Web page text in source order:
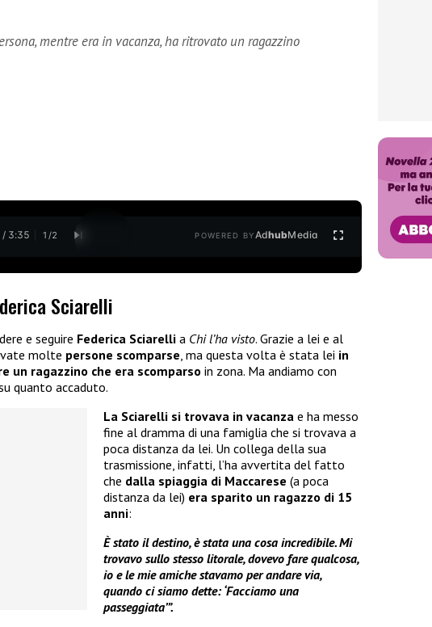
mentre era in vacanza, ha ritrovato un ragazzino
/ 3:35 1 /2 POWERED BYAdhubMedia
Sciarelli
e seguire Federica Sciarelli a Chi l’ha visto. Grazie a lei e al
molte persone scomparse, ma questa volta è stata lei in
un ragazzino che era scomparso in zona. Ma andiamo con
quanto accaduto.
La Sciarelli si trovava in vacanza e ha messo
fine al dramma di una famiglia che si trovava a
poca distanza da lei. Un collega della sua
trasmissione, infatti, l’ha avvertita del fatto
che dalla spiaggia di Maccarese (a poca
distanza da lei) era sparito un ragazzo di 15
anni:
È stato il destino, è stata una cosa incredibile. Mi
trovavo sullo stesso litorale, dovevo fare qualcosa,
io e le mie amiche stavamo per andare via,
quando ci siamo dette: ‘Facciamo una
passeggiata’”.